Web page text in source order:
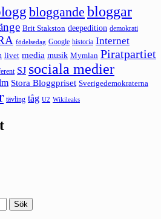
bloggande bloggar
Brit Stakston deepedition demokrati
födelsedag Google historia Internet
livet media musik Mymlan Piratpartiet
SJ sociala medier
Stora Bloggpriset Sverigedemokraterna
tävling tåg U2 Wikileaks